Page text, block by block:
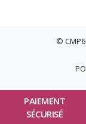
PAIEMENT
SÉCURISÉ
©